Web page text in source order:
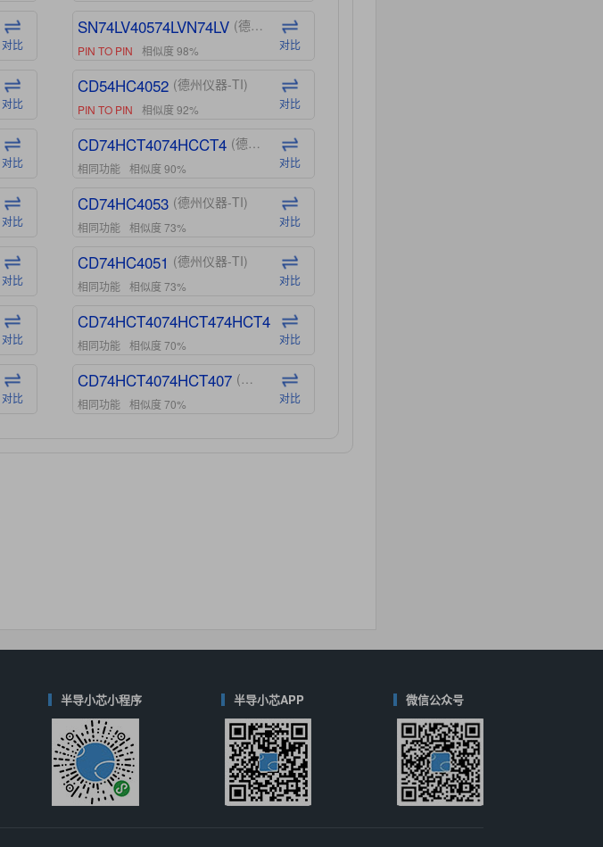
对比
对比
对比
对比
对比
对比
对比
SN74LV40574LVN74LV (德州仪器-TI)
PIN TO PIN 相似度 98% 对比
CD54HC4052 (德州仪器-TI)
PIN TO PIN 相似度 92% 对比
CD74HCT4074HCCT4 (德州仪器-TI)
相同功能 相似度 90% 对比
CD74HC4053 (德州仪器-TI)
相同功能 相似度 73% 对比
CD74HC4051 (德州仪器-TI)
相同功能 相似度 73% 对比
CD74HCT4074HCT474HCT4 (德州仪器-TI)
相同功能 相似度 70% 对比
CD74HCT4074HCT407 (德州仪器-TI)
相同功能 相似度 70% 对比
半导小芯小程序 半导小芯APP 微信公众号